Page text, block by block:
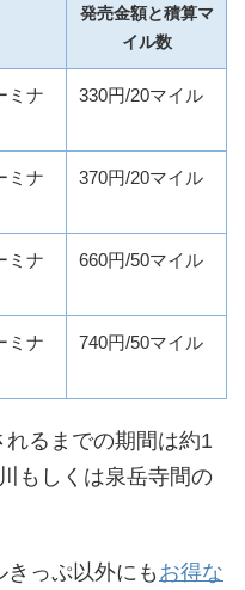
発売金額と積算マ
イル数
ミナ
330円/20マイル
ミナ
370円/20マイル
ミナ
660円/50マイル
ミナ
740円/50マイル
るまでの期間は約1
もしくは泉岳寺間の
っぷ以外にも お得な